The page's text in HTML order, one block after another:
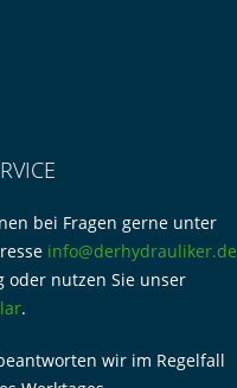
bei Fragen gerne unter
info@derhydrauliker.de
oder nutzen Sie unser
.
wir im Regelfall